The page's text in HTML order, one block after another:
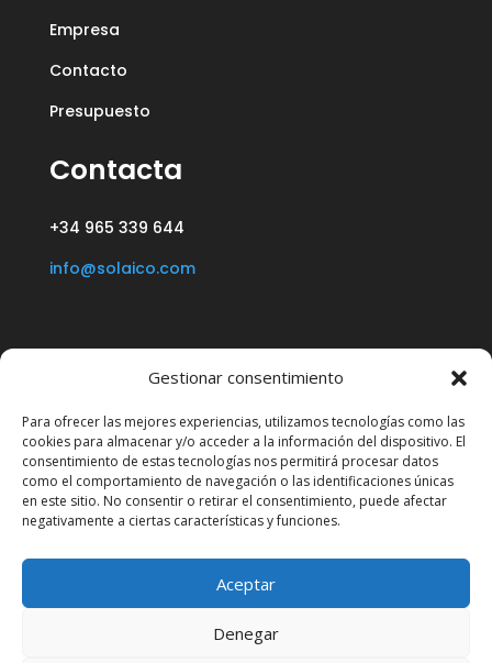
Gestionar consentimiento
Para ofrecer las mejores experiencias, utilizamos tecnologías como las
cookies para almacenar y/o acceder a la información del dispositivo. El
consentimiento de estas tecnologías nos permitirá procesar datos
como el comportamiento de navegación o las identificaciones únicas
en este sitio. No consentir o retirar el consentimiento, puede afectar
negativamente a ciertas características y funciones.
Aceptar
Denegar
Empresa
Contacto
Presupuesto
Contacta
+34 965 339 644
info@solaico.com
P. Ind. “Algars” – C/ Vall d’Albaida, 7
Cocentaina, 03820 Alicante (España)